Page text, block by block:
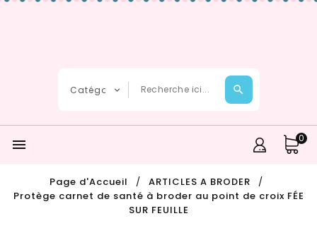
 0
Page d'Accueil
ARTICLES A BRODER
Protège carnet de santé à broder au point de croix FÉE
SUR FEUILLE